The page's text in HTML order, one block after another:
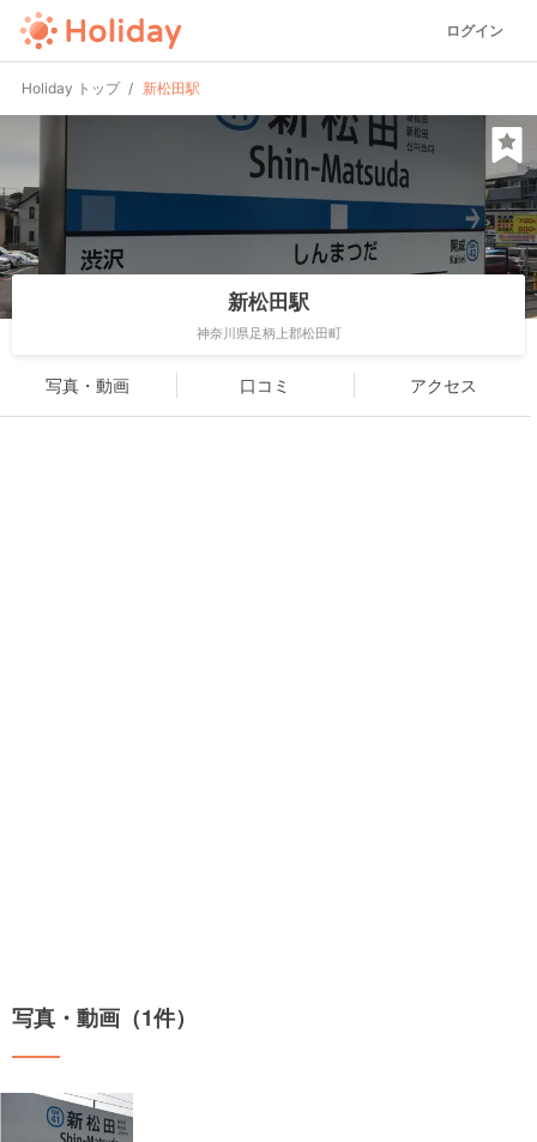
ログイン
Holiday トップ 新松田駅
新松田駅
神奈川県足柄上郡松田町
写真・動画 口コミ アクセス
写真・動画（1件）